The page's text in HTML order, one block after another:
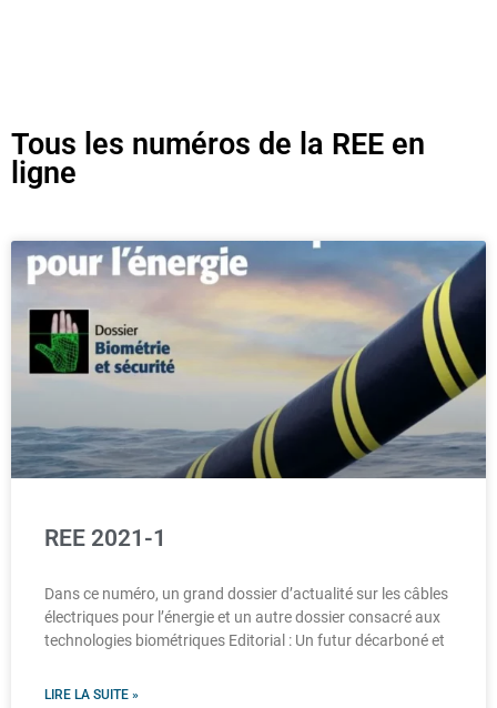
Tous les numéros de la REE en
ligne
REE 2021-1
Dans ce numéro, un grand dossier d’actualité sur les câbles
électriques pour l’énergie et un autre dossier consacré aux
technologies biométriques Editorial : Un futur décarboné et
LIRE LA SUITE »